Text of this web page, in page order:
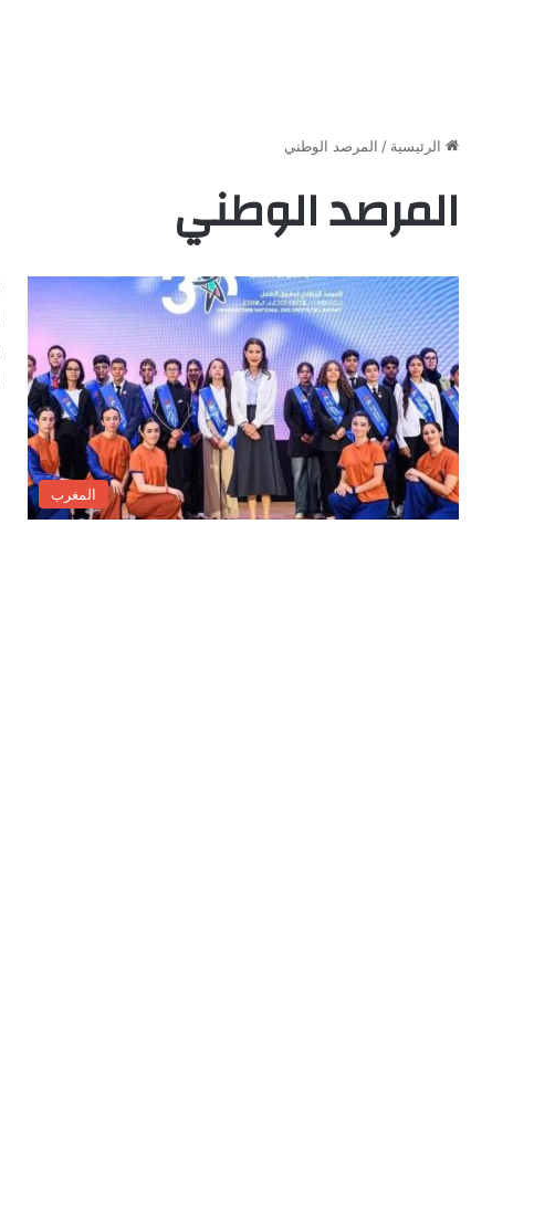
الرئيسية / المرصد الوطني
المرصد الوطني
المغرب